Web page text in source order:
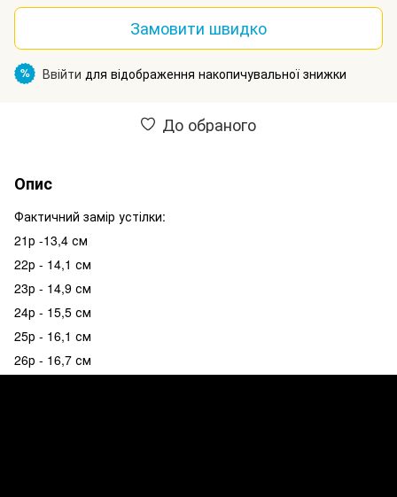
Замовити швидко
% Ввійти для відображення накопичувальної знижки
До обраного
Опис
Фактичний замір устілки:
21р -13,4 см
22р - 14,1 см
23р - 14,9 см
24р - 15,5 см
25р - 16,1 см
26р - 16,7 см